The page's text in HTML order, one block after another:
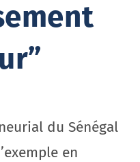
du Sénégal
en